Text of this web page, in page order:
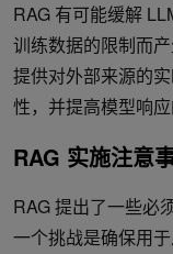
RAG 有可能缓解
训练数据的限制而
提供对外部来源的
性，并提高模型响应
RAG 实施注意
RAG 提出了一些必
一个挑战是确保用